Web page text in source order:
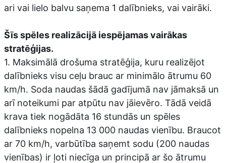
ari vai lielo balvu saņema 1 dalībnieks, vai vairāki.
Šīs spēles realizācijā iespējamas vairākas
stratēģijas.
1. Maksimālā drošuma stratēģija, kuru realizējot
dalībnieks visu ceļu brauc ar minimālo ātrumu 60
km/h. Soda naudas šādā gadījumā nav jāmaksā un
arī noteikumi par atpūtu nav jāievēro. Tādā veidā
krava tiek nogādāta 16 stundās un spēles
dalībnieks nopelna 13 000 naudas vienību. Braucot
ar 70 km/h, varbūtība saņemt sodu (200 naudas
vienības) ir ļoti niecīga un principā ar šo ātrumu